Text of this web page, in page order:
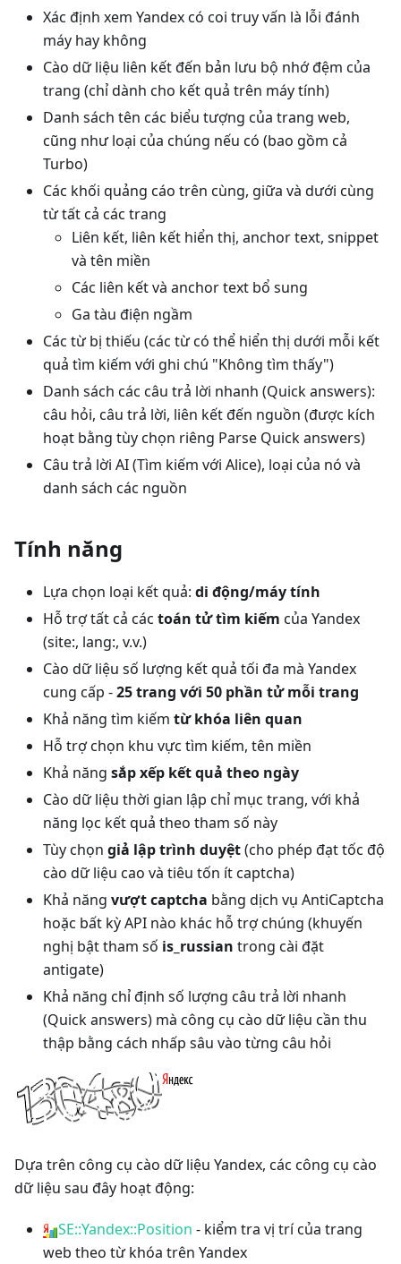
Xác định xem Yandex có coi truy vấn là lỗi đánh
máy hay không
Cào dữ liệu liên kết đến bản lưu bộ nhớ đệm của
trang (chỉ dành cho kết quả trên máy tính)
Danh sách tên các biểu tượng của trang web,
cũng như loại của chúng nếu có (bao gồm cả
Turbo)
Các khối quảng cáo trên cùng, giữa và dưới cùng
từ tất cả các trang
Liên kết, liên kết hiển thị, anchor text, snippet
và tên miền
Các liên kết và anchor text bổ sung
Ga tàu điện ngầm
Các từ bị thiếu (các từ có thể hiển thị dưới mỗi kết
quả tìm kiếm với ghi chú "Không tìm thấy")
Danh sách các câu trả lời nhanh (Quick answers):
câu hỏi, câu trả lời, liên kết đến nguồn (được kích
hoạt bằng tùy chọn riêng Parse Quick answers)
Câu trả lời AI (Tìm kiếm với Alice), loại của nó và
danh sách các nguồn
Tính năng
Lựa chọn loại kết quả: di động/máy tính
Hỗ trợ tất cả các toán tử tìm kiếm của Yandex
(site:, lang:, v.v.)
Cào dữ liệu số lượng kết quả tối đa mà Yandex
cung cấp -25 trang với 50 phần tử mỗi trang
Khả năng tìm kiếm từ khóa liên quan
Hỗ trợ chọn khu vực tìm kiếm, tên miền
Khả năng sắp xếp kết quả theo ngày
Cào dữ liệu thời gian lập chỉ mục trang, với khả
năng lọc kết quả theo tham số này
Tùy chọn giả lập trình duyệt(cho phép đạt tốc độ
cào dữ liệu cao và tiêu tốn ít captcha)
Khả năng vượt captcha bằng dịch vụ AntiCaptcha
hoặc bất kỳ API nào khác hỗ trợ chúng (khuyến
nghị bật tham số is_russian trong cài đặt
antigate)
Khả năng chỉ định số lượng câu trả lời nhanh
(Quick answers) mà công cụ cào dữ liệu cần thu
thập bằng cách nhấp sâu vào từng câu hỏi
Dựa trên công cụ cào dữ liệu Yandex, các công cụ cào
dữ liệu sau đây hoạt động:
SE::Yandex::Position - kiểm tra vị trí của trang
web theo từ khóa trên Yandex